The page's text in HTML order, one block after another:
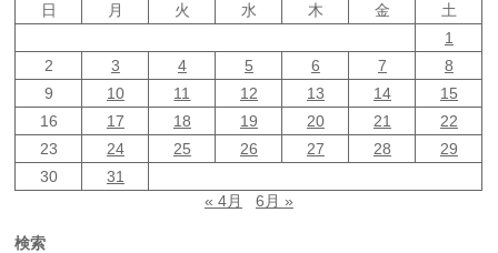
日
月 火 水 木 金
土
1
2
3 4 5 6 7
8
9
10 11 12 13 14
15
16
17 18 19 20 21
22
23
24 25 26 27 28
29
30
31
« 4月
6月 »
検索